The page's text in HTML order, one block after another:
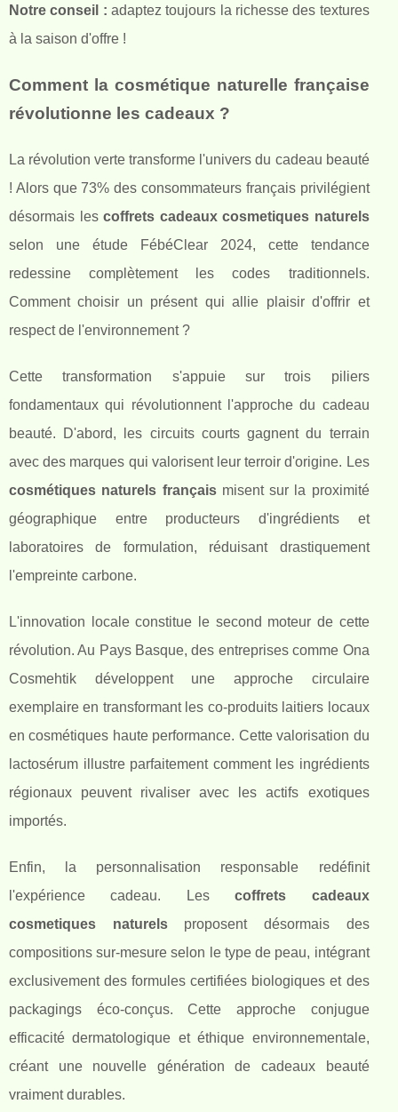
Notre conseil : adaptez toujours la richesse des textures
à la saison d'offre !
Comment la cosmétique naturelle française
révolutionne les cadeaux ?
La révolution verte transforme l'univers du cadeau beauté
! Alors que 73% des consommateurs français privilégient
désormais lescoffrets cadeaux cosmetiques naturels
selon une étude FébéClear 2024, cette tendance
redessine complètement les codes traditionnels.
Comment choisir un présent qui allie plaisir d'offrir et
respect de l'environnement ?
Cette transformation s'appuie sur trois piliers
fondamentaux qui révolutionnent l'approche du cadeau
beauté. D'abord, les circuits courts gagnent du terrain
avec des marques qui valorisent leur terroir d'origine. Les
cosmétiques naturels françaismisent sur la proximité
géographique entre producteurs d'ingrédients et
laboratoires de formulation, réduisant drastiquement
l'empreinte carbone.
L'innovation locale constitue le second moteur de cette
révolution. Au Pays Basque, des entreprises comme Ona
Cosmehtik développent une approche circulaire
exemplaire en transformant les co-produits laitiers locaux
en cosmétiques haute performance. Cette valorisation du
lactosérum illustre parfaitement comment les ingrédients
régionaux peuvent rivaliser avec les actifs exotiques
importés.
Enfin, la personnalisation responsable redéfinit
l'expérience cadeau. Lescoffrets cadeaux
cosmetiques naturelsproposent désormais des
compositions sur-mesure selon le type de peau, intégrant
exclusivement des formules certifiées biologiques et des
packagings éco-conçus. Cette approche conjugue
efficacité dermatologique et éthique environnementale,
créant une nouvelle génération de cadeaux beauté
vraiment durables.